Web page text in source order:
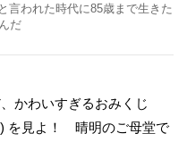
言われた時代に85歳まで生きた
だ
かわいすぎるおみくじ
) を見よ！ 晴明のご母堂で